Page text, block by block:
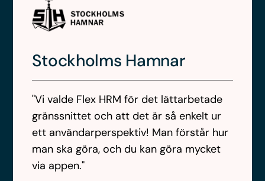
Stockholms Hamnar
"Vi valde Flex HRM för det lättarbetade
gränssnittet och att det är så enkelt ur
ett användarperspektiv! Man förstår hur
man ska göra, och du kan göra mycket
via appen."